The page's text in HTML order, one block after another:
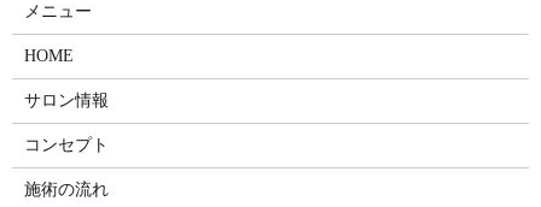
メニュー
HOME
サロン情報
コンセプト
施術の流れ